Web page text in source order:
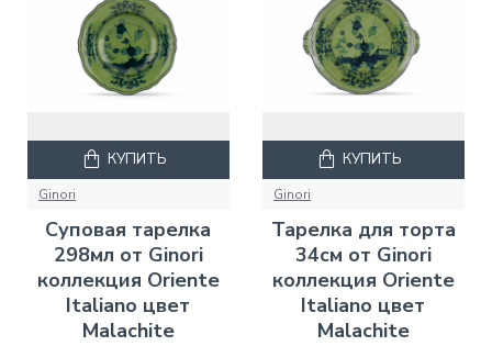
Ginori
Суповая тарелка
298мл от Ginori
коллекция Oriente
Italiano цвет
Malachite
КУПИТЬ
Ginori
Тарелка для торта
34см от Ginori
коллекция Oriente
Italiano цвет
Malachite
КУПИТЬ